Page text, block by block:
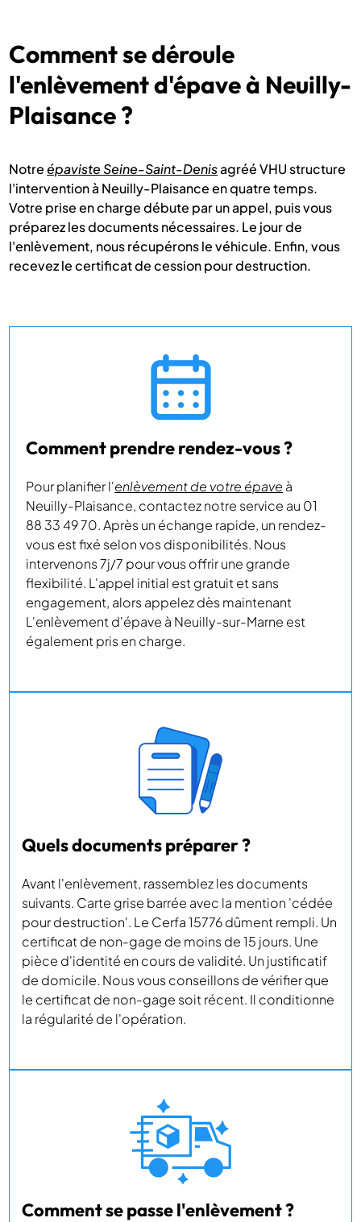
Comment se déroule
l'enlèvement d'épave à Neuilly-
Plaisance ?
Notreépaviste Seine-Saint-Denisagréé VHU structure
l'intervention à Neuilly-Plaisance en quatre temps.
Votre prise en charge débute par un appel, puis vous
préparez les documents nécessaires. Le jour de
l'enlèvement, nous récupérons le véhicule. Enfin, vous
recevez le certificat de cession pour destruction.
Comment prendre rendez-vous ?
Pour planifier l'enlèvement de votre épave à
Neuilly-Plaisance, contactez notre service au 01
88 33 49 70. Après un échange rapide, un rendez-
vous est fixé selon vos disponibilités. Nous
intervenons 7j/7 pour vous offrir une grande
flexibilité. L'appel initial est gratuit et sans
engagement, alors appelez dès maintenant
L'enlèvement d'épave à Neuilly-sur-Marne est
également pris en charge.
Quels documents préparer ?
Avant l'enlèvement, rassemblez les documents
suivants. Carte grise barrée avec la mention 'cédée
pour destruction'. Le Cerfa 15776 dûment rempli. Un
certificat de non-gage de moins de 15 jours. Une
pièce d'identité en cours de validité. Un justificatif
de domicile. Nous vous conseillons de vérifier que
le certificat de non-gage soit récent. Il conditionne
la régularité de l'opération.
Comment se passe l'enlèvement ?